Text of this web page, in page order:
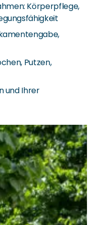
Körperpflege,
Putzen,
und Ihrer